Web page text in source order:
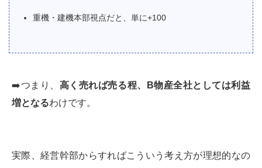
重機・建機本部視点だと、単に+100
➡️つまり、 高く売れば売る程、 B物産全社としては利益
増となるわけです。
実際、経営幹部からすればこういう考え方が理想的なの